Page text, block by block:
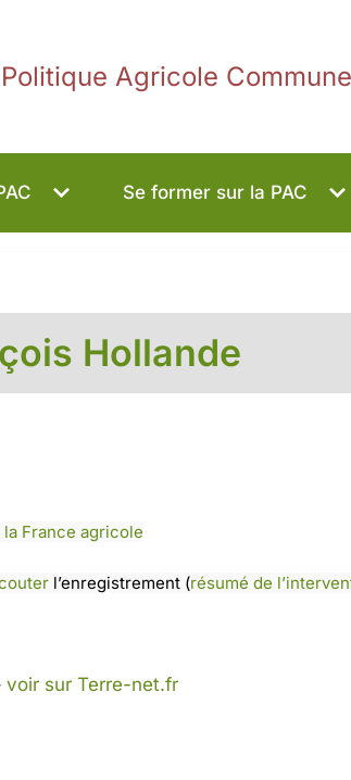
Politique Agricole Commune
Se former sur la PAC
Hollande
France agricole
l’enregistrement (résumé de
voir sur Terre-net.fr